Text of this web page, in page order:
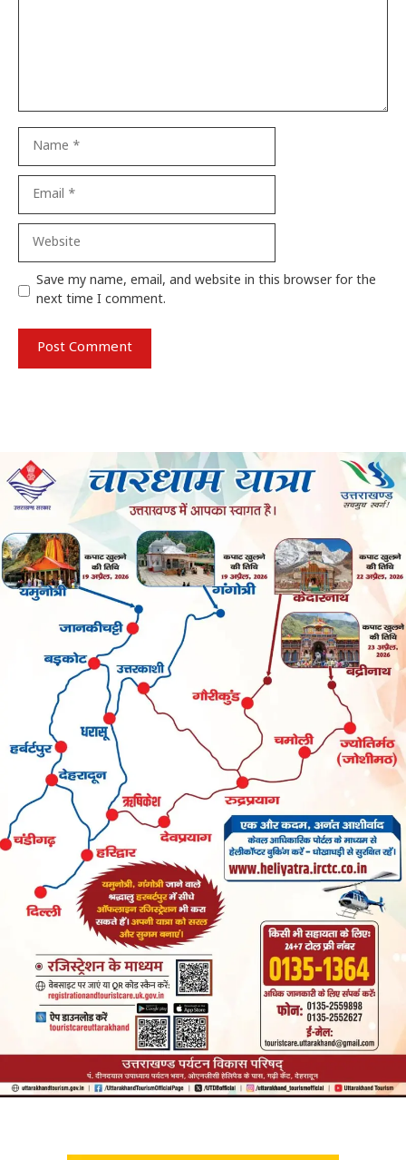
Website
Save my name, email, and website in this browser for the
next time I comment.